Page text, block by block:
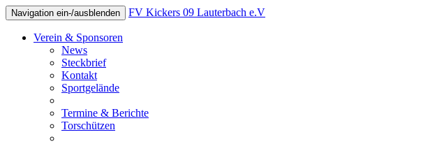
Navigation ein-/ausblenden FV Kickers 09 Lauterbach e.V
Verein & Sponsoren
News
Steckbrief
Kontakt
Sportgelände
Termine & Berichte
Torschützen